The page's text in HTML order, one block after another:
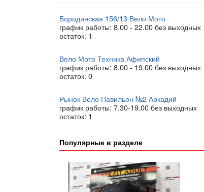
Бородинская 156/13 Вело Мото
график работы: 8.00 - 22.00 без выходных
остаток:1
Вело Мото Техника Афипский
график работы: 8.00 - 19.00 без выходных
остаток:0
Рынок Вело Павильон №2 Аркадий
график работы: 7.30-19.00 без выходных
остаток:1
Популярные в разделе